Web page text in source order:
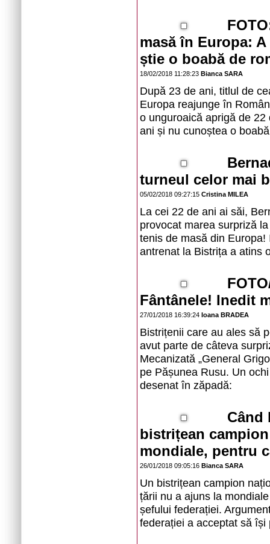
masă în Europa:
știe o boabă de
18/02/2018 11:28:23 Bianca SARA
După 23 de ani, titlul de
Europa reajunge în
o unguroaică aprigă de
ani și nu cunoștea o
turneul celor mai
05/02/2018 09:27:15 Cristina MILEA
La cei 22 de ani ai săi,
provocat marea surpriză
tenis de masă din
antrenat la Bistrița a atins
Fântânele! Inedit
27/01/2018 16:39:24 Ioana BRADEA
Bistrițenii care au ales să
avut parte de câteva
Mecanizată „General
pe Pășunea Rusu. Un
desenat în zăpadă:
Când
bistrițean
mondiale, pentru
26/01/2018 09:05:16 Bianca SARA
Un bistrițean campion
țării nu a ajuns la
șefului federației.
federației a acceptat să